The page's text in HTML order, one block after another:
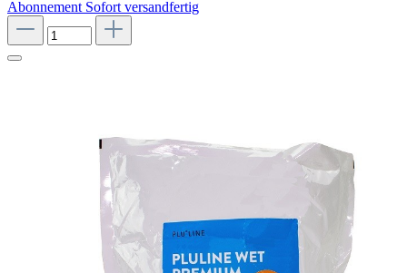
Abonnement Sofort versandfertig